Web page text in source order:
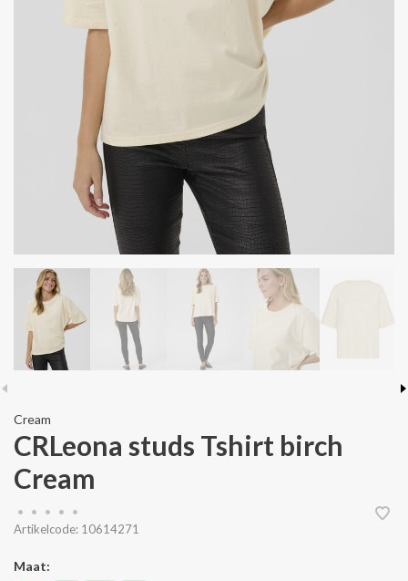
Cream
CRLeona studs Tshirt birch
Cream
• • • •
•
Artikelcode: 10614271
Maat: